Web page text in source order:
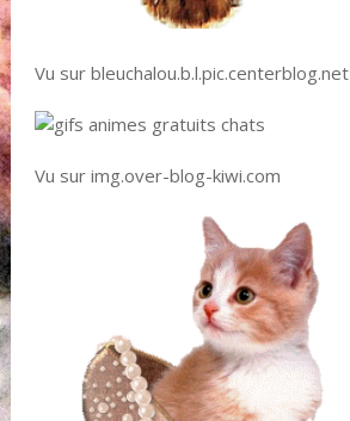
Vu sur bleuchalou.b.l.pic.centerblog.net
Vu sur img.over-blog-kiwi.com